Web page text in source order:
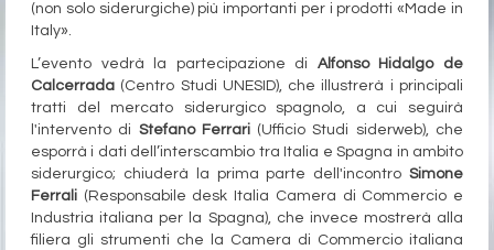
(non solo siderurgiche) più importanti per i prodotti «Made in
Italy».
L’evento vedrà la partecipazione di Alfonso Hidalgo de
Calcerrada (Centro Studi UNESID), che illustrerà i principali
tratti del mercato siderurgico spagnolo, a cui seguirà
l'intervento di Stefano Ferrari(Ufficio Studi siderweb), che
esporrà i dati dell’interscambio tra Italia e Spagna in ambito
siderurgico; chiuderà la prima parte dell'incontro Simone
Ferrali (Responsabile desk Italia Camera di Commercio e
Industria italiana per la Spagna), che invece mostrerà alla
filiera gli strumenti che la Camera di Commercio italiana